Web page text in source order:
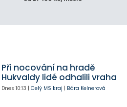
Při nocování na hradě
Hukvaldy lidé odhalili vraha
Dnes 10:13 | Celý MS kraj | Bára Kelnerová